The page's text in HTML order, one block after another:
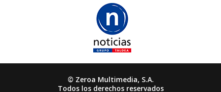
© Zeroa Multimedia, S.A.
Todos los derechos reservados